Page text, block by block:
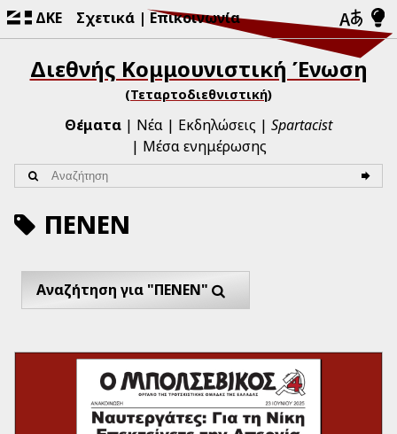
ΔΚΕ Σχετικά Επικοινωνία
Διεθνής Κομμουνιστική Ένωση
(Τεταρτοδιεθνιστική)
Θέματα Νέα Εκδηλώσεις
Spartacist
Μέσα ενημέρωσης
ΠΕΝΕΝ
Αναζήτηση για "ΠΕΝΕΝ"